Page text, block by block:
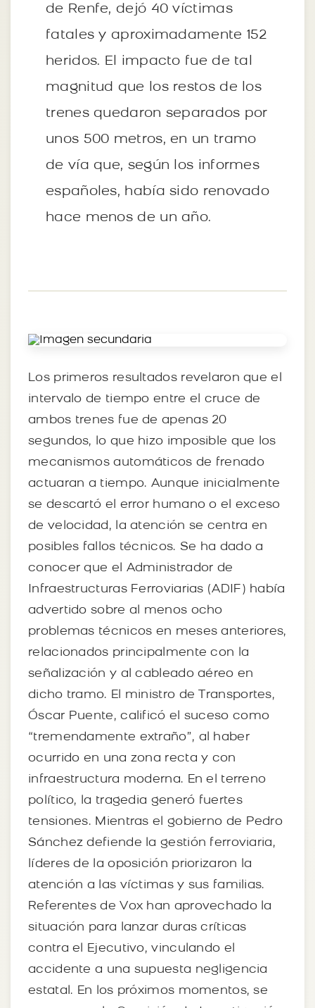
de Renfe, dejó 40 víctimas
fatales y aproximadamente 152
heridos. El impacto fue de tal
magnitud que los restos de los
trenes quedaron separados por
unos 500 metros, en un tramo
de vía que, según los informes
españoles, había sido renovado
hace menos de un año.
Los primeros resultados revelaron que el
intervalo de tiempo entre el cruce de
ambos trenes fue de apenas 20
segundos, lo que hizo imposible que los
mecanismos automáticos de frenado
actuaran a tiempo. Aunque inicialmente
se descartó el error humano o el exceso
de velocidad, la atención se centra en
posibles fallos técnicos. Se ha dado a
conocer que el Administrador de
Infraestructuras Ferroviarias (ADIF) había
advertido sobre al menos ocho
problemas técnicos en meses anteriores,
relacionados principalmente con la
señalización y al cableado aéreo en
dicho tramo. El ministro de Transportes,
Óscar Puente, calificó el suceso como
“tremendamente extraño”, al haber
ocurrido en una zona recta y con
infraestructura moderna. En el terreno
político, la tragedia generó fuertes
tensiones. Mientras el gobierno de Pedro
Sánchez defiende la gestión ferroviaria,
líderes de la oposición priorizaron la
atención a las víctimas y sus familias.
Referentes de Vox han aprovechado la
situación para lanzar duras críticas
contra el Ejecutivo, vinculando el
accidente a una supuesta negligencia
estatal. En los próximos momentos, se